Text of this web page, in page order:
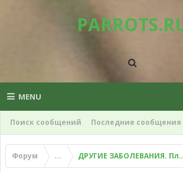
MENU
Поиск сообщений Последние сообщения
Форум ... ДРУГИЕ ЗАБОЛЕВАНИЯ.